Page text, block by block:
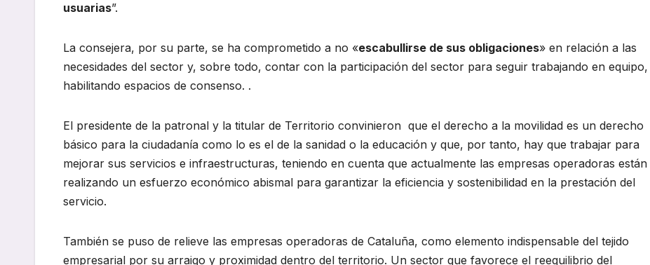
usuarias”.
La consejera, por su parte, se ha comprometido a no «escabullirse de sus obligaciones» en relación a las
necesidades del sector y, sobre todo, contar con la participación del sector para seguir trabajando en equipo,
habilitando espacios de consenso. .
El presidente de la patronal y la titular de Territorio convinieron que el derecho a la movilidad es un derecho
básico para la ciudadanía como lo es el de la sanidad o la educación y que, por tanto, hay que trabajar para
mejorar sus servicios e infraestructuras, teniendo en cuenta que actualmente las empresas operadoras están
realizando un esfuerzo económico abismal para garantizar la eficiencia y sostenibilidad en la prestación del
servicio.
También se puso de relieve las empresas operadoras de Cataluña, como elemento indispensable del tejido
empresarial por su arraigo y proximidad dentro del territorio. Un sector que favorece el reequilibrio del